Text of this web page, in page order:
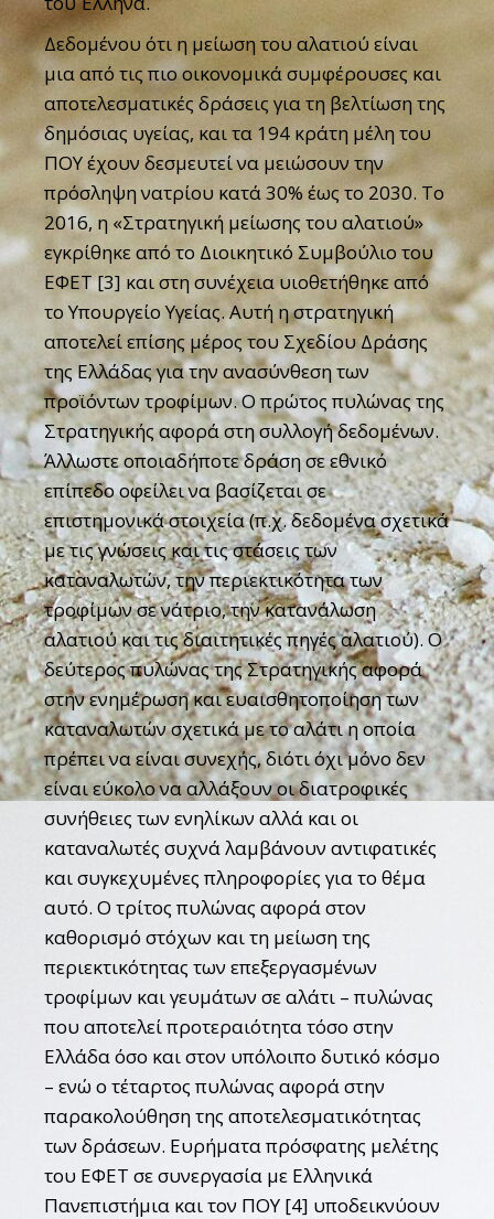
Δεδομένου ότι η μείωση του αλατιού είναι
μια από τις πιο οικονομικά συμφέρουσες και
αποτελεσματικές δράσεις για τη βελτίωση της
δημόσιας υγείας, και τα 194 κράτη μέλη του
ΠΟΥ έχουν δεσμευτεί να μειώσουν την
πρόσληψη νατρίου κατά 30% έως το 2030. Το
2016, η «Στρατηγική μείωσης του αλατιού»
εγκρίθηκε από το Διοικητικό Συμβούλιο του
ΕΦΕΤ [3] και στη συνέχεια υιοθετήθηκε από
το Υπουργείο Υγείας. Αυτή η στρατηγική
αποτελεί επίσης μέρος του Σχεδίου Δράσης
της Ελλάδας για την ανασύνθεση των
προϊόντων τροφίμων. Ο πρώτος πυλώνας της
Στρατηγικής αφορά στη συλλογή δεδομένων.
Άλλωστε οποιαδήποτε δράση σε εθνικό
επίπεδο οφείλει να βασίζεται σε
επιστημονικά στοιχεία (π.χ. δεδομένα σχετικά
με τις γνώσεις και τις στάσεις των
καταναλωτών, την περιεκτικότητα των
τροφίμων σε νάτριο, την κατανάλωση
αλατιού και τις διαιτητικές πηγές αλατιού). Ο
δεύτερος πυλώνας της Στρατηγικής αφορά
στην ενημέρωση και ευαισθητοποίηση των
καταναλωτών σχετικά με το αλάτι η οποία
πρέπει να είναι συνεχής, διότι όχι μόνο δεν
είναι εύκολο να αλλάξουν οι διατροφικές
συνήθειες των ενηλίκων αλλά και οι
καταναλωτές συχνά λαμβάνουν αντιφατικές
και συγκεχυμένες πληροφορίες για το θέμα
αυτό. Ο τρίτος πυλώνας αφορά στον
καθορισμό στόχων και τη μείωση της
περιεκτικότητας των επεξεργασμένων
τροφίμων και γευμάτων σε αλάτι – πυλώνας
που αποτελεί προτεραιότητα τόσο στην
Ελλάδα όσο και στον υπόλοιπο δυτικό κόσμο
– ενώ ο τέταρτος πυλώνας αφορά στην
παρακολούθηση της αποτελεσματικότητας
των δράσεων. Ευρήματα πρόσφατης μελέτης
του ΕΦΕΤ σε συνεργασία με Ελληνικά
Πανεπιστήμια και τον ΠΟΥ [4] υποδεικνύουν